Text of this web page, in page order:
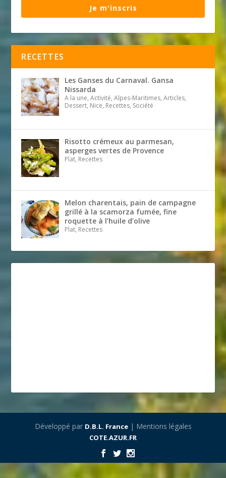
Je m'inscris
RECETTES
Les Ganses du Carnaval. Gansa
Nissarda
A la une, Activité, Alpes-Maritimes, Articles,
Dessert, Nice, Recettes, Société
Risotto crémeux au parmesan,
asperges vertes de Provence
Plat, Recettes
Melon charentais, pain de campagne
grillé à la scamorza fumée, fine
roquette à l’huile d’olive
Plat, Recettes
Développé par D.B.L. France| Mentions légales
COTE.AZUR.FR